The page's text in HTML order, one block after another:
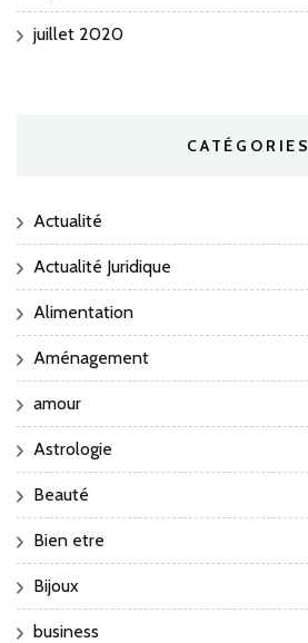
juillet 2020
CATÉGORIES
Actualité
Actualité Juridique
Alimentation
Aménagement
amour
Astrologie
Beauté
Bien etre
Bijoux
business